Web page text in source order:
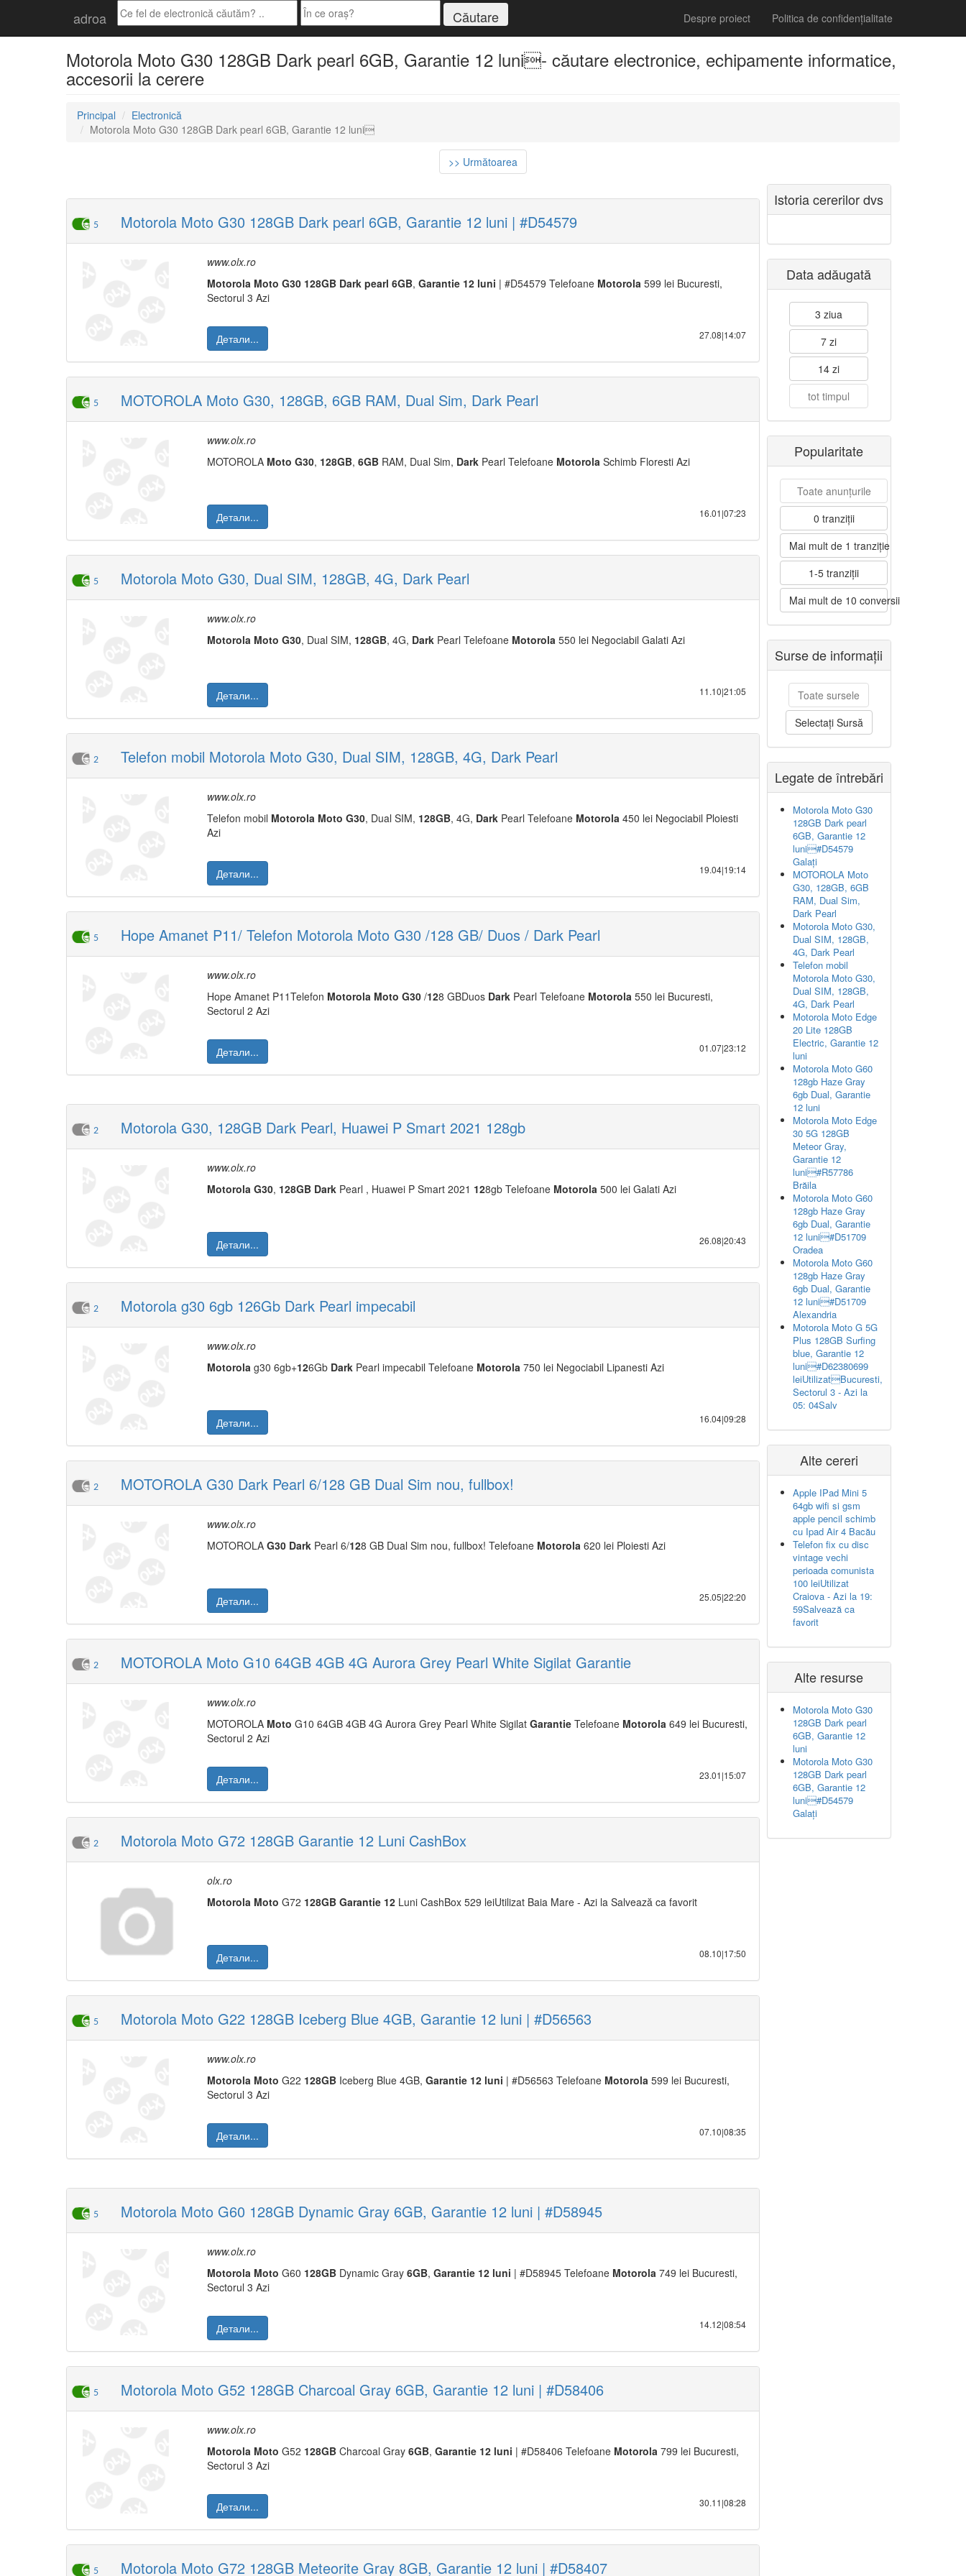
adroa Despre proiect Politica de confidențialitate
Motorola Moto G30 128GB Dark pearl 6GB, Garantie 12 luni- căutare electronice, echipamente informatice,
accesorii la cerere
Principal
Electronică
Motorola Moto G30 128GB Dark pearl 6GB, Garantie 12 luni
>> Următoarea
5 Motorola Moto G30 128GB Dark pearl 6GB, Garantie 12 luni | #D54579
www.olx.ro
Motorola Moto G30 128GB Dark pearl 6GB, Garantie 12 luni | #D54579 Telefoane Motorola 599 lei Bucuresti,
Sectorul 3 Azi
Детали... 27.08|14:07
5 MOTOROLA Moto G30, 128GB, 6GB RAM, Dual Sim, Dark Pearl
www.olx.ro
MOTOROLA Moto G30, 128GB, 6GB RAM, Dual Sim, Dark Pearl Telefoane Motorola Schimb Floresti Azi
Детали... 16.01|07:23
5 Motorola Moto G30, Dual SIM, 128GB, 4G, Dark Pearl
www.olx.ro
Motorola Moto G30, Dual SIM, 128GB, 4G, Dark Pearl Telefoane Motorola 550 lei Negociabil Galati Azi
Детали... 11.10|21:05
2 Telefon mobil Motorola Moto G30, Dual SIM, 128GB, 4G, Dark Pearl
www.olx.ro
Telefon mobil Motorola Moto G30, Dual SIM, 128GB, 4G, Dark Pearl Telefoane Motorola 450 lei Negociabil Ploiesti
Azi
Детали... 19.04|19:14
5 Hope Amanet P11/ Telefon Motorola Moto G30 /128 GB/ Duos / Dark Pearl
www.olx.ro
Hope Amanet P11Telefon Motorola Moto G30 /128 GBDuos Dark Pearl Telefoane Motorola 550 lei Bucuresti,
Sectorul 2 Azi
Детали... 01.07|23:12
2 Motorola G30, 128GB Dark Pearl, Huawei P Smart 2021 128gb
www.olx.ro
Motorola G30, 128GB Dark Pearl , Huawei P Smart 2021 128gb Telefoane Motorola 500 lei Galati Azi
Детали... 26.08|20:43
2 Motorola g30 6gb 126Gb Dark Pearl impecabil
www.olx.ro
Motorola g30 6gb+126Gb Dark Pearl impecabil Telefoane Motorola 750 lei Negociabil Lipanesti Azi
Детали... 16.04|09:28
2 MOTOROLA G30 Dark Pearl 6/128 GB Dual Sim nou, fullbox!
www.olx.ro
MOTOROLA G30 Dark Pearl 6/128 GB Dual Sim nou, fullbox! Telefoane Motorola 620 lei Ploiesti Azi
Детали... 25.05|22:20
2 MOTOROLA Moto G10 64GB 4GB 4G Aurora Grey Pearl White Sigilat Garantie
www.olx.ro
MOTOROLA Moto G10 64GB 4GB 4G Aurora Grey Pearl White Sigilat Garantie Telefoane Motorola 649 lei Bucuresti,
Sectorul 2 Azi
Детали... 23.01|15:07
2 Motorola Moto G72 128GB Garantie 12 Luni CashBox
olx.ro
Motorola Moto G72 128GB Garantie 12 Luni CashBox 529 leiUtilizat Baia Mare - Azi la Salvează ca favorit
Детали... 08.10|17:50
5 Motorola Moto G22 128GB Iceberg Blue 4GB, Garantie 12 luni | #D56563
www.olx.ro
Motorola Moto G22 128GB Iceberg Blue 4GB, Garantie 12 luni | #D56563 Telefoane Motorola 599 lei Bucuresti,
Sectorul 3 Azi
Детали... 07.10|08:35
5 Motorola Moto G60 128GB Dynamic Gray 6GB, Garantie 12 luni | #D58945
www.olx.ro
Motorola Moto G60 128GB Dynamic Gray 6GB, Garantie 12 luni | #D58945 Telefoane Motorola 749 lei Bucuresti,
Sectorul 3 Azi
Детали... 14.12|08:54
5 Motorola Moto G52 128GB Charcoal Gray 6GB, Garantie 12 luni | #D58406
www.olx.ro
Motorola Moto G52 128GB Charcoal Gray 6GB, Garantie 12 luni | #D58406 Telefoane Motorola 799 lei Bucuresti,
Sectorul 3 Azi
Детали... 30.11|08:28
5 Motorola Moto G72 128GB Meteorite Gray 8GB, Garantie 12 luni | #D58407
Istoria cererilor dvs
Data adăugată
3 ziua
7 zi
14 zi
tot timpul
Popularitate
Toate anunțurile
0 tranziții
Mai mult de 1 tranziție
1-5 tranziții
Mai mult de 10 conversii
Surse de informații
Toate sursele
Selectați Sursă
Legate de întrebări
Motorola Moto G30
128GB Dark pearl
6GB, Garantie 12
luni#D54579
Galați
MOTOROLA Moto
G30, 128GB, 6GB
RAM, Dual Sim,
Dark Pearl
Motorola Moto G30,
Dual SIM, 128GB,
4G, Dark Pearl
Telefon mobil
Motorola Moto G30,
Dual SIM, 128GB,
4G, Dark Pearl
Motorola Moto Edge
20 Lite 128GB
Electric, Garantie 12
luni
Motorola Moto G60
128gb Haze Gray
6gb Dual, Garantie
12 luni
Motorola Moto Edge
30 5G 128GB
Meteor Gray,
Garantie 12
luni#R57786
Brăila
Motorola Moto G60
128gb Haze Gray
6gb Dual, Garantie
12 luni#D51709
Oradea
Motorola Moto G60
128gb Haze Gray
6gb Dual, Garantie
12 luni#D51709
Alexandria
Motorola Moto G 5G
Plus 128GB Surfing
blue, Garantie 12
luni#D62380699
leiUtilizatBucuresti,
Sectorul 3 - Azi la
05: 04Salv
Alte cereri
Apple IPad Mini 5
64gb wifi si gsm
apple pencil schimb
cu Ipad Air 4 Bacău
Telefon fix cu disc
vintage vechi
perioada comunista
100 leiUtilizat
Craiova - Azi la 19:
59Salvează ca
favorit
Alte resurse
Motorola Moto G30
128GB Dark pearl
6GB, Garantie 12
luni
Motorola Moto G30
128GB Dark pearl
6GB, Garantie 12
luni#D54579
Galați